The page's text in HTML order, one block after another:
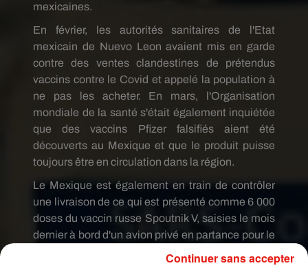
mexicaines.
En février, les autorités sanitaires de l'Etat
mexicain de Nuevo Leon avaient mis en garde
contre des ventes clandestines de prétendus
vaccins contre le Covid et appelé la population à
ne pas les acheter. En mars, l'Organisation
mondiale de la santé s'était également inquiétée
que des vaccins Pfizer falsifiés aient été
découverts au Mexique et que le produit puisse
toujours être en circulation dans la région.
Le Mexique est également en train de contrôler
une livraison de ce qui est présenté comme 6 000
doses du vaccin russe Spoutnik V, saisies le mois
dernier à bord d'un avion privé en partance pour le
Continuer sans accepter